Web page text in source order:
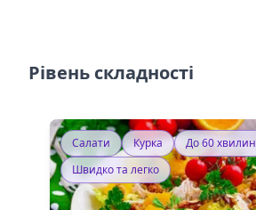
Рівень складності
Салати Курка
До 60 хвилин
Швидко та легко